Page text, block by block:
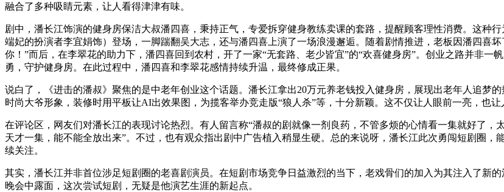
融合了多种吸睛元素，让人看得津津有味。
剧中，潘长江饰演的健身房保洁大叔潘四喜，秉持正气，专爱拆穿健身教练卖课的套路，提醒顾客理性消费。这种
端妃的扮演者李宜娟饰）登场，一脚踹翻吴大志，还与潘四喜上演了一场浪漫邂逅。随着剧情推进，老板因潘四喜
你！”而后，在李翠花的助力下，潘四喜回到农村，开了一家“无套路、老少皆宜”的“欢喜健身房”。创业之路并非一
勇，守护健身房。在此过程中，潘四喜和李翠花感情持续升温，最终修成正果。
说白了，《进击的潘叔》聚焦的是中老年创业这个话题。潘长江拿出20万元养老钱投入健身房，展现出老年人追梦
时尚大爷形象，装修时用平板让AI出效果图，为揽客举办竞走版“狼人杀”等，十分新颖。这不仅让人眼前一亮，也让
在评论区，网友们对潘长江的表现讨论热烈。有人留言称“潘叔的剧就像一剂良药，不管多烦的心情看一集就好了，
天才一集，能不能全放出来”。不过，也有观众指出剧中广告植入稍显生硬。总的来说呀，潘长江此次勇闯短剧圈
续关注。
其实，潘长江并非首位涉足短剧圈的老喜剧演员。在短剧市场竞争日益激烈的当下，老戏骨们的加入为其注入了新
晚会中露面，这次尝试短剧，无疑是他演艺生涯的新起点。